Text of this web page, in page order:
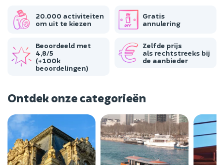
20.000 activiteiten
om uit te kiezen
Gratis
annulering
Beoordeeld met
4,8/5
(+100k
beoordelingen)
Zelfde prijs
als rechtstreeks bij
de aanbieder
Ontdek onze categorieën